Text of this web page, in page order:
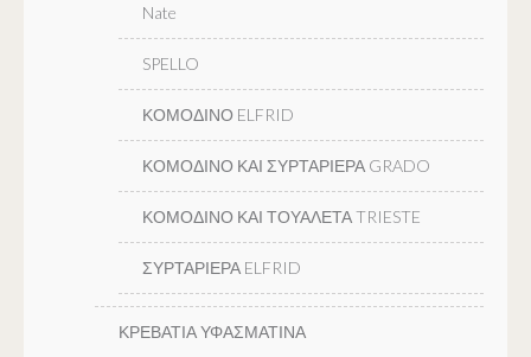
Nate
SPELLO
ΚΟΜΟΔΙΝΟ ELFRID
ΚΟΜΟΔΙΝΟ ΚΑΙ ΣΥΡΤΑΡΙΕΡΑ GRADO
ΚΟΜΟΔΙΝΟ ΚΑΙ ΤΟΥΑΛΕΤΑ TRIESTE
ΣΥΡΤΑΡΙΕΡΑ ELFRID
ΚΡΕΒΑΤΙΑ ΥΦΑΣΜΑΤΙΝΑ